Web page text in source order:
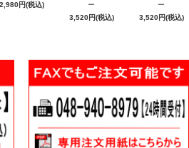
2,980円(税込)
ー
3,520円(税込)
ー
3,520円(税込)